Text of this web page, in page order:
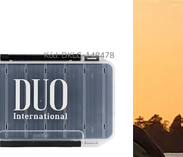
Kód:DKLC-148478